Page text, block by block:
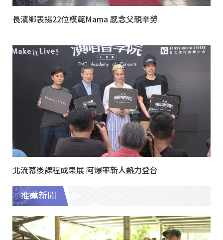
長濱鄉表揚22位模範Mama 感念父親辛勞
北流幕後課程成果展 阿爆率新人熱力登台
推薦新聞